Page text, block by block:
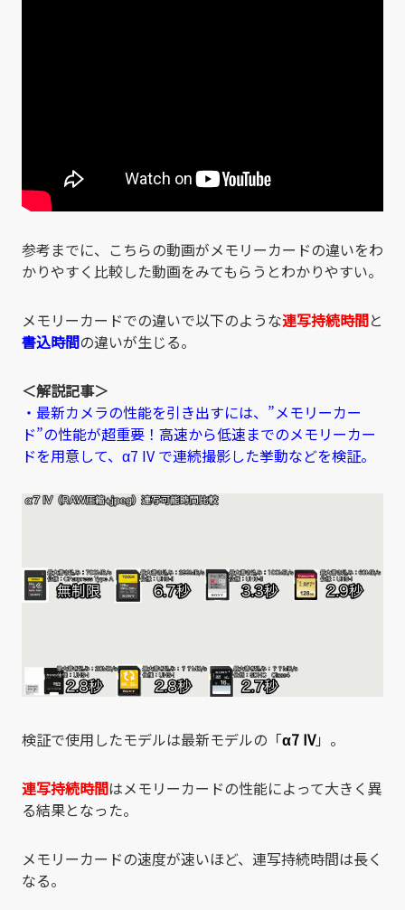
参考までに、こちらの動画がメモリーカードの違いをわ
かりやすく比較した動画をみてもらうとわかりやすい。
メモリーカードでの違いで以下のような連写持続時間と
書込時間の違いが生じる。
＜解説記事＞
・最新カメラの性能を引き出すには、”メモリーカー
ド”の性能が超重要！高速から低速までのメモリーカー
ドを用意して、α7 IV で連続撮影した挙動などを検証。
検証で使用したモデルは最新モデルの「α7 IV」。
連写持続時間はメモリーカードの性能によって大きく異
る結果となった。
メモリーカードの速度が速いほど、連写持続時間は長く
なる。